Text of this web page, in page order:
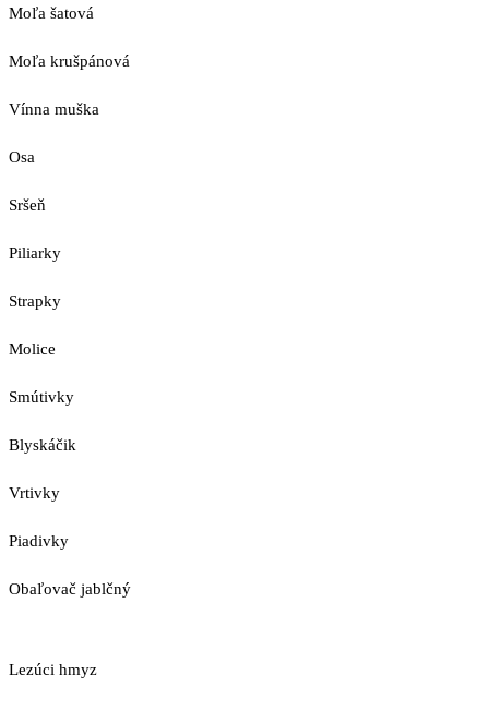
Moľa šatová
Moľa krušpánová
Vínna muška
Osa
Sršeň
Piliarky
Strapky
Molice
Smútivky
Blyskáčik
Vrtivky
Piadivky
Obaľovač jablčný
Lezúci hmyz